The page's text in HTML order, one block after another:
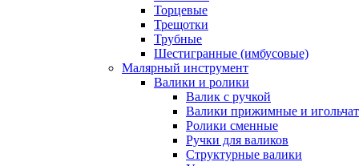
Торцевые
Трещотки
Трубные
Шестигранные (имбусовые)
Малярный инструмент
Валики и ролики
Валик с ручкой
Валики прижимные и
Ролики сменные
Ручки для валиков
Структурные валики